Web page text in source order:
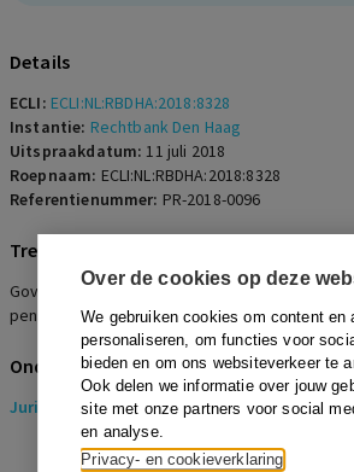
Over de cookies op deze
We gebruiken cookies om content en
personaliseren, om functies voor
bieden en om ons websiteverkeer te
Ook delen we informatie over jouw
site met onze partners voor social
en analyse.
Privacy- en cookieverklaring
Details
ECLI: ECLI:NL:RBDHA:2018:8328
Instantie: Rechtbank Den Haag
Uitspraakdatum:11 juli 2018
Roepnaam: ECLI:NL:RBDHA:2018:8328
Referentienummer: PR-2018-0096
Trefwoorden
Governance, weigering voordracht
pensioenuitvoeringsbedrijf
Onderwerpen
Juridisch> Pensioenrecht